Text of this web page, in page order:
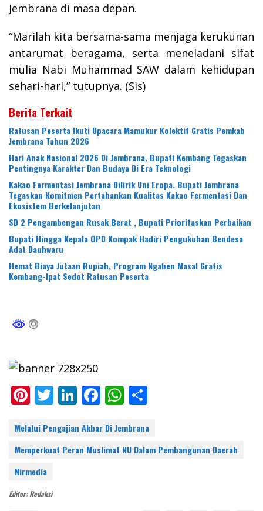
Jembrana di masa depan.
“Marilah kita bersama-sama menjaga kerukunan
antarumat beragama, serta meneladani sifat
mulia Nabi Muhammad SAW dalam kehidupan
sehari-hari,” tutupnya. (Sis)
Berita Terkait
Ratusan Peserta Ikuti Upacara Mamukur Kolektif Gratis Pemkab
Jembrana Tahun 2026
Hari Anak Nasional 2026 Di Jembrana, Bupati Kembang Tegaskan
Pentingnya Karakter Dan Budaya Di Era Teknologi
Kakao Fermentasi Jembrana Dilirik Uni Eropa. Bupati Jembrana
Tegaskan Komitmen Pertahankan Kualitas Kakao Fermentasi Dan
Ekosistem Berkelanjutan
SD 2 Pengambengan Rusak Berat , Bupati Prioritaskan Perbaikan
Bupati Hingga Kepala OPD Kompak Hadiri Pengukuhan Bendesa
Adat Dauhwaru
Hemat Biaya Jutaan Rupiah, Program Ngaben Masal Gratis
Kembang-Ipat Sedot Ratusan Peserta
Pi
er
e
st
T
itt
er
Li
k
e
F
e
b
W
at
s
ar
e
Melalui Pengajian Akbar Di Jembrana
Memperkuat Peran Muslimat NU Dalam Pembangunan Daerah
Nirmedia
Editor: Redaksi